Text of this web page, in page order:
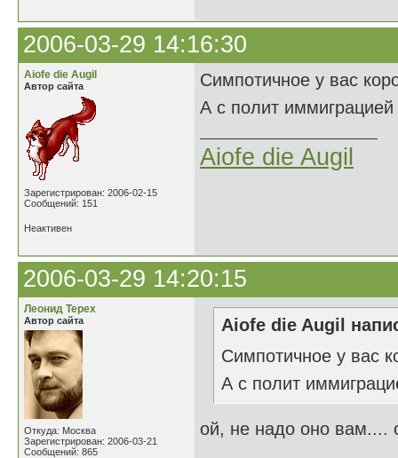
2006-03-29 14:16:30
Aiofe die Augil
Автор сайта
Зарегистрирован: 2006-02-15
Сообщений: 151
Симпотичное у вас
А с полит
Aiofe die Augil
Неактивен
2006-03-29 14:20:15
Леонид Терех
Автор сайта
Откуда: Москва
Зарегистрирован: 2006-03-21
Сообщений: 865
Aiofe die Augil
Симпотичное у вас
А с полит
ой, не надо оно вам....